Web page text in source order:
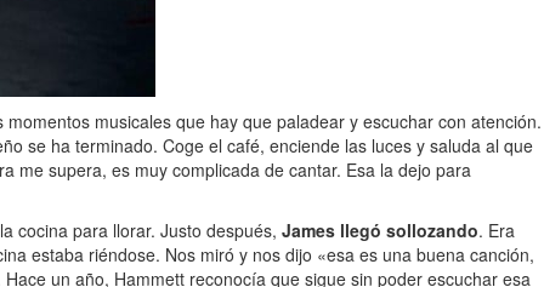
musicales que hay que paladear y escuchar con atención.
se ha terminado. Coge el café, enciende las luces y saluda al que
me supera, es muy complicada de cantar. Esa la dejo para
cocina para llorar. Justo después, James llegó sollozando. Era
estaba riéndose. Nos miró y nos dijo «esa es una buena canción,
un año, Hammett reconocía que sigue sin poder escuchar esa